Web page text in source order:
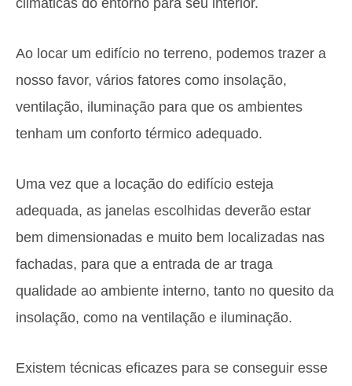
climáticas do entorno para seu interior.
Ao locar um edifício no terreno, podemos trazer a
nosso favor, vários fatores como insolação,
ventilação, iluminação para que os ambientes
tenham um conforto térmico adequado.
Uma vez que a locação do edifício esteja
adequada, as janelas escolhidas deverão estar
bem dimensionadas e muito bem localizadas nas
fachadas, para que a entrada de ar traga
qualidade ao ambiente interno, tanto no quesito da
insolação, como na ventilação e iluminação.
Existem técnicas eficazes para se conseguir esse